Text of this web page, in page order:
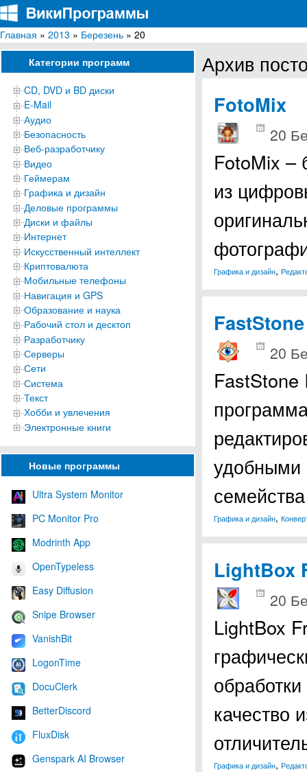
ВикиПрограммы
Энциклопедия бесплатных компьютерных программ для Windows
Главная » 2013 » Березень » 20
Категории программ
CD, DVD и BD диски
E-Mail
Аудио
Безопасность
Веб-разработчику
Видео
Геймерам
Графика и дизайн
Деловые программы
Диски и файлы
Интернет
Искусственный интеллект
Криптовалюта
Мобильные телефоны
Навигация и GPS
Образование и наука
Рабочий стол и десктоп
Разработчику
Серверы
Сети
Система
Текст
Хобби и увлечения
Электронные книги
Новые программы
Ultra System Monitor
PC Monitor Pro
Modrinth App
OpenTypeless
Easy Diffusion
Snipe Browser
VanishBit
LogonTime
DocuClerk
BetterDiscord
FluxDisk
Genspark AI Browser
Архив
FotoMix
20
FotoMix –
из
Графика и дизайн,
20
FastStone
удобными
Графика и дизайн,
LightBox
20
LightBox
качество
Графика и дизайн,